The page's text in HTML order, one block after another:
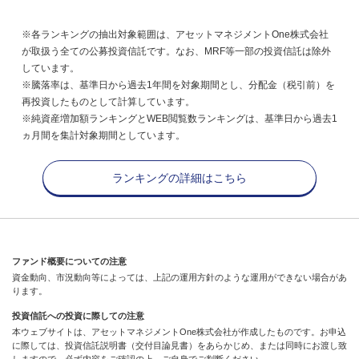
※各ランキングの抽出対象範囲は、アセットマネジメントOne株式会社
が取扱う全ての公募投資信託です。なお、MRF等一部の投資信託は除外
しています。
※騰落率は、基準日から過去1年間を対象期間とし、分配金（税引前）を
再投資したものとして計算しています。
※純資産増加額ランキングとWEB閲覧数ランキングは、基準日から過去1
ヵ月間を集計対象期間としています。
ランキングの詳細はこちら
ファンド概要についての注意
資金動向、市況動向等によっては、上記の運用方針のような運用ができない場合があ
ります。
投資信託への投資に際しての注意
本ウェブサイトは、アセットマネジメントOne株式会社が作成したものです。お申込
に際しては、投資信託説明書（交付目論見書）をあらかじめ、または同時にお渡し致